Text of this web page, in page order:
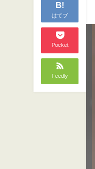
B!
はてブ
Pocket
Feedly